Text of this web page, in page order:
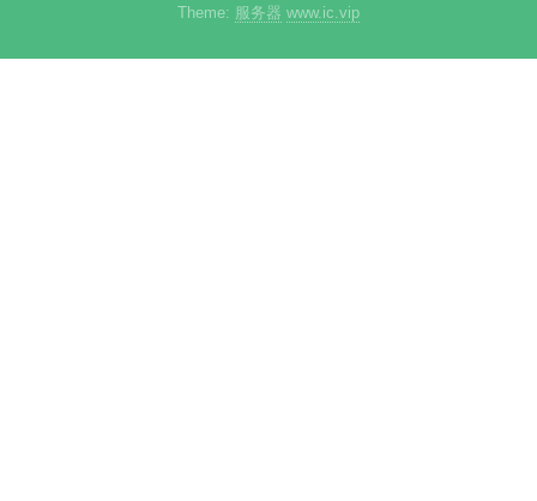
Theme: 服务器 www.ic.vip